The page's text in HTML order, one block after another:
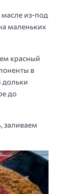
из-под
маленьких
красный
в
до
заливаем